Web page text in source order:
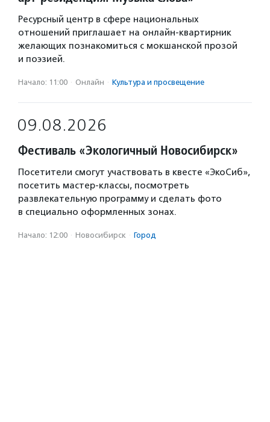
Ресурсный центр в сфере национальных
отношений приглашает на онлайн-квартирник
желающих познакомиться с мокшанской прозой
и поэзией.
Начало: 11:00 · Онлайн · Культура и просвещение
09.08.2026
Фестиваль «Экологичный Новосибирск»
Посетители смогут участвовать в квесте «ЭкоСиб»,
посетить мастер-классы, посмотреть
развлекательную программу и сделать фото
в специально оформленных зонах.
Начало: 12:00 · Новосибирск · Город